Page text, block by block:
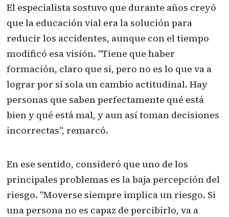
El especialista sostuvo que durante años creyó
que la educación vial era la solución para
reducir los accidentes, aunque con el tiempo
modificó esa visión. "Tiene que haber
formación, claro que sí, pero no es lo que va a
lograr por sí sola un cambio actitudinal. Hay
personas que saben perfectamente qué está
bien y qué está mal, y aun así toman decisiones
incorrectas", remarcó.
En ese sentido, consideró que uno de los
principales problemas es la baja percepción del
riesgo. "Moverse siempre implica un riesgo. Si
una persona no es capaz de percibirlo, va a